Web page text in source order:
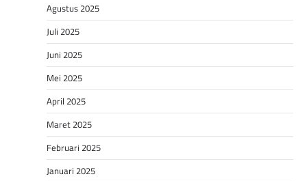
Agustus 2025
Juli 2025
Juni 2025
Mei 2025
April 2025
Maret 2025
Februari 2025
Januari 2025